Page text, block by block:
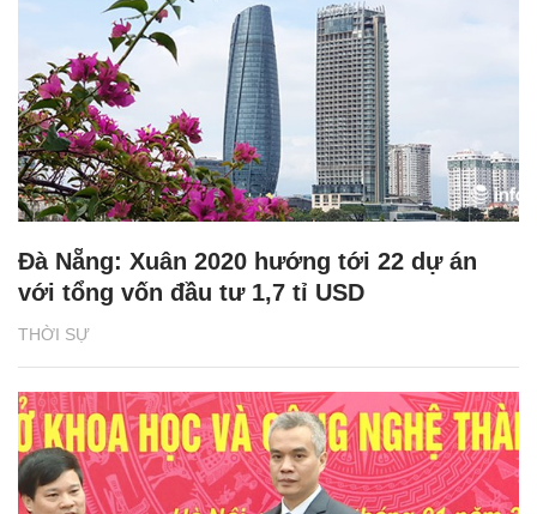
THỜI SỰ
Đà Nẵng: Xuân 2020 hướng tới 22 dự án
với tổng vốn đầu tư 1,7 tỉ USD